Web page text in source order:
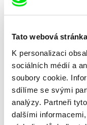
Tato webová
K personalizaci
sociálních médií a
soubory cookie.
sdílíme se svými
analýzy. Partneři
dalšími
Cat Lake City
Iva Ćirić